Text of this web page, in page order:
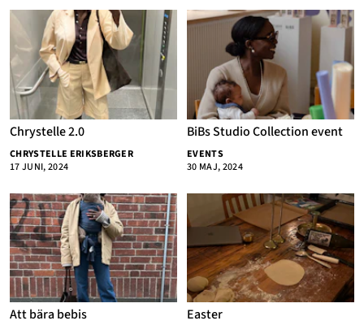
Annonsera
Om Cookies
Kontakta Oss
Hantera Preferenser
Chrystelle 2.0
CHRYSTELLE ERIKSBERGER
17 JUNI, 2024
BiBs Studio Collection event
EVENTS
30 MAJ, 2024
Att bära bebis Easter